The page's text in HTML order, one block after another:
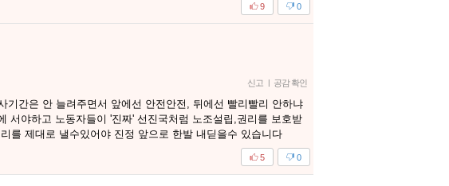
0
9
신고 | 공감 확인
간은 안 늘려주면서 앞에선 안전안전, 뒤에선 빨리빨리 안하냐
서야하고 노동자들이 '진짜' 선진국처럼 노조설립,권리를 보호받
를 제대로 낼수있어야 진정 앞으로 한발 내딛을수 있습니다
0
5